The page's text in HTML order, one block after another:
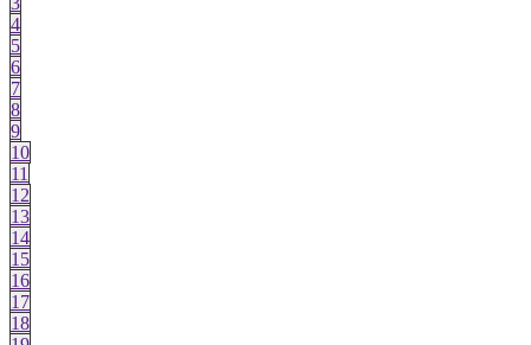
4
5
6
7
8
9
10
11
12
13
14
15
16
17
18